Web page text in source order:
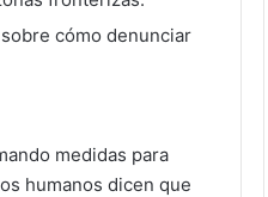
cómo denunciar
medidas para
humanos dicen que